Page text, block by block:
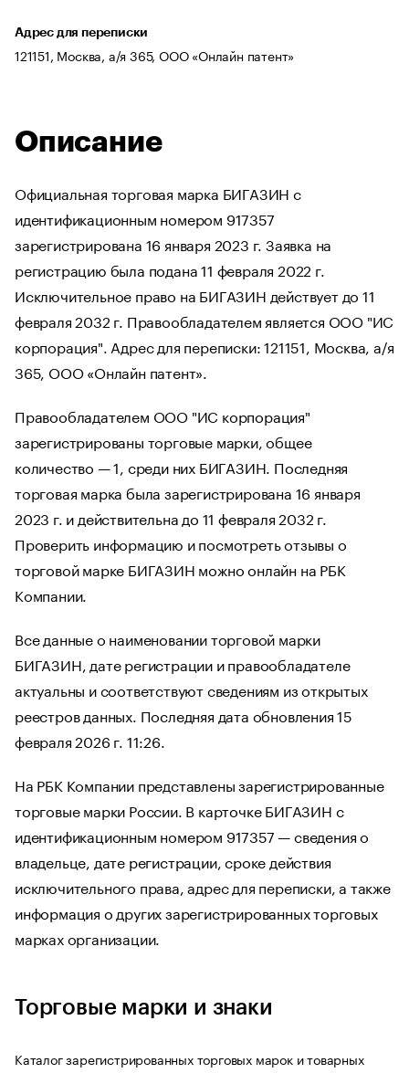
Адрес для переписки
121151, Москва, а/я 365, ООО «Онлайн патент»
Описание
Официальная торговая марка БИГАЗИН с
идентификационным номером 917357
зарегистрирована 16 января 2023 г. Заявка на
регистрацию была подана 11 февраля 2022 г.
Исключительное право на БИГАЗИН действует до 11
февраля 2032 г. Правообладателем является ООО "ИС
корпорация". Адрес для переписки: 121151, Москва, а/я
365, ООО «Онлайн патент».
Правообладателем ООО "ИС корпорация"
зарегистрированы торговые марки, общее
количество — 1, среди них БИГАЗИН. Последняя
торговая марка была зарегистрирована 16 января
2023 г. и действительна до 11 февраля 2032 г.
Проверить информацию и посмотреть отзывы о
торговой марке БИГАЗИН можно онлайн на РБК
Компании.
Все данные о наименовании торговой марки
БИГАЗИН, дате регистрации и правообладателе
актуальны и соответствуют сведениям из открытых
реестров данных. Последняя дата обновления 15
февраля 2026 г. 11:26.
На РБК Компании представлены зарегистрированные
торговые марки России. В карточке БИГАЗИН с
идентификационным номером 917357 — сведения о
владельце, дате регистрации, сроке действия
исключительного права, адрес для переписки, а также
информация о других зарегистрированных торговых
марках организации.
Торговые марки и знаки
Каталог зарегистрированных торговых марок и товарных